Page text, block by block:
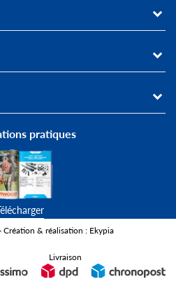
pratiques
& réalisation : Ekypia
Livraison